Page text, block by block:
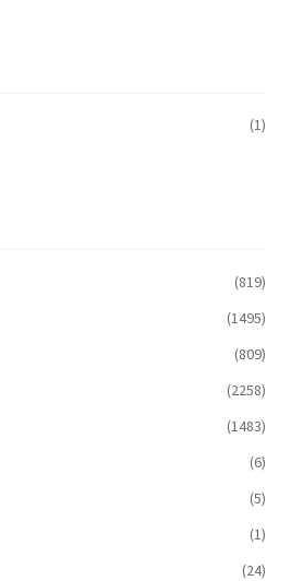
(1)
(819)
(1495)
(809)
(2258)
(1483)
(6)
(5)
(1)
(24)